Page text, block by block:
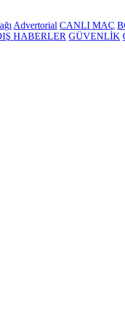
Advertorial CANLI MAÇ
HABERLER GÜVENLİK